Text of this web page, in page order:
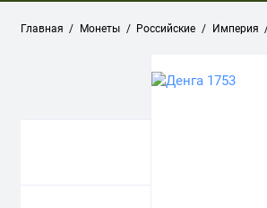
Главная Монеты Российские Империя